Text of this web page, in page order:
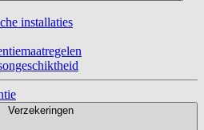
installaties
Verzekeringen